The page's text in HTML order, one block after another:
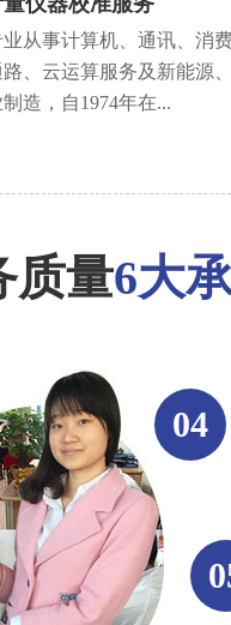
从事计算机、通讯、消
、云运算服务及新能源
造，自1974年在...
质量6大
04